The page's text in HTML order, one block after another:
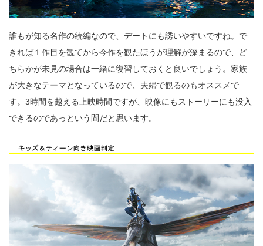
誰もが知る名作の続編なので、デートにも誘いやすいですね。で
きれば１作目を観てから今作を観たほうが理解が深まるので、ど
ちらかが未見の場合は一緒に復習しておくと良いでしょう。家族
が大きなテーマとなっているので、夫婦で観るのもオススメで
す。3時間を越える上映時間ですが、映像にもストーリーにも没入
できるのであっという間だと思います。